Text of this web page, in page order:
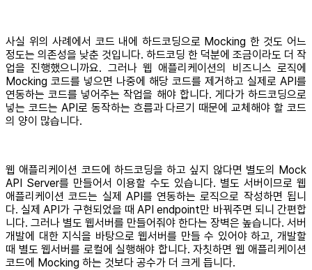
사실 위의 사례에서 코드 내에 하드코딩으로 Mocking 한 것도 어느
정도는 의존성을 낮춘 것입니다. 하드코딩 한 덕분에 조금이라도 더 작
업을 진행했으니까요. 그러나 웹 애플리케이션의 비즈니스 로직에
Mocking 코드를 넣으면 나중에 해당 코드를 제거하고 실제로 API를
연동하는 코드를 넣어주는 작업을 해야 합니다. 게다가 하드코딩으로
넣는 코드는 API로 동작하는 흐름과 다르기 때문에 교체해야 할 코드
의 양이 많습니다.
웹 애플리케이션 코드에 하드코딩을 하고 싶지 않다면 별도의 Mock
API Server를 만들어서 이용할 수도 있습니다. 별도 서버이므로 웹
애플리케이션 코드는 실제 API를 연동하는 로직으로 작성하면 됩니
다. 실제 API가 구현되었을 때 API endpoint만 바꿔주면 되니 간편합
니다. 그러나 별도 웹서버를 만들어줘야 한다는 장벽은 높습니다. 서버
개발에 대한 지식을 바탕으로 웹서버를 만들 수 있어야 하고, 개발할
때 별도 웹서버를 로컬에 실행해야 합니다. 자칫하면 웹 애플리케이션
코드에 Mocking 하는 것보다 공수가 더 크게 듭니다.